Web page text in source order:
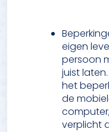
eigen
persoon
juist
het
de
verplicht